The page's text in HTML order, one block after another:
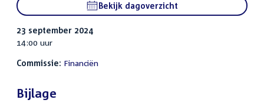
Bekijk dagoverzicht
23 september 2024
14:00 uur
Commissie: Financiën
Bijlage